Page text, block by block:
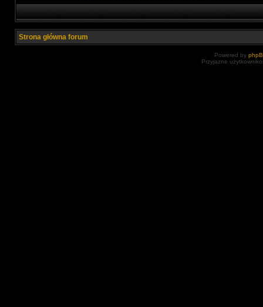
Strona główna forum
Powered by
Przyjazne